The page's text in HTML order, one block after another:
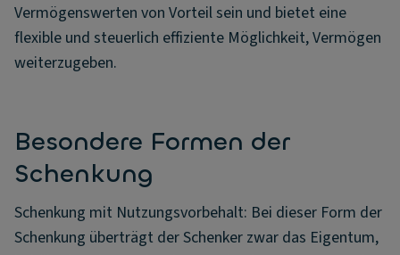
Vermögenswerten von Vorteil sein und bietet eine
flexible und steuerlich effiziente Möglichkeit, Vermögen
weiterzugeben.
Besondere Formen der
Schenkung
Schenkung mit Nutzungsvorbehalt: Bei dieser Form der
Schenkung überträgt der Schenker zwar das Eigentum,